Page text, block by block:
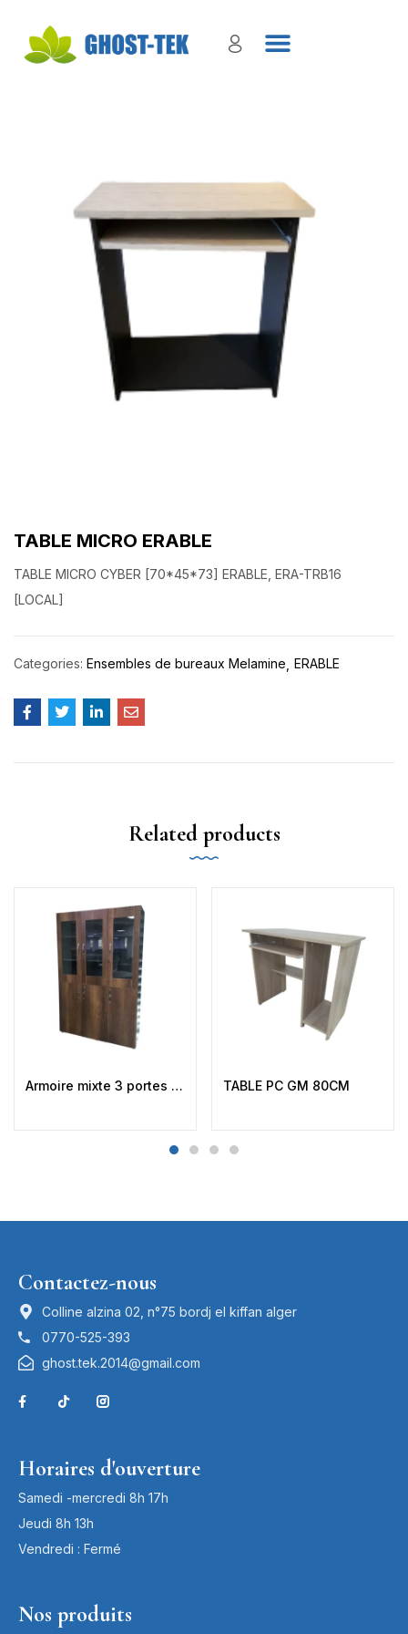
TABLE MICRO ERABLE
TABLE MICRO CYBER [70*45*73] ERABLE, ERA-TRB16
[LOCAL]
Categories: Ensembles de bureaux Melamine ERABLE
Related products
Armoire mixte 3 portes avec baguette CBK-M3 TABLE PC GM 80CM
Contactez-nous
Colline alzina 02, n°75 bordj el kiffan alger
0770-525-393
ghost.tek.2014@gmail.com
Horaires d'ouverture
Samedi -mercredi 8h 17h
Jeudi 8h 13h
Vendredi : Fermé
Nos produits
Sign in
Remember me Lost password?
Create an account